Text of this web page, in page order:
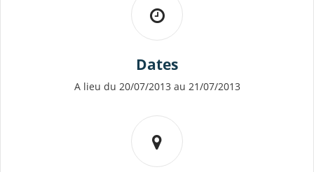
Dates
A lieu du 20/07/2013 au 21/07/2013